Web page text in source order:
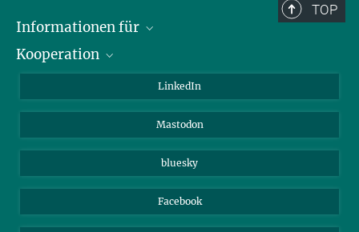
TOP
Informationen für
Journalisten
Kooperation
Beutenberg Campus e.V.
LinkedIn
Mastodon
bluesky
Facebook